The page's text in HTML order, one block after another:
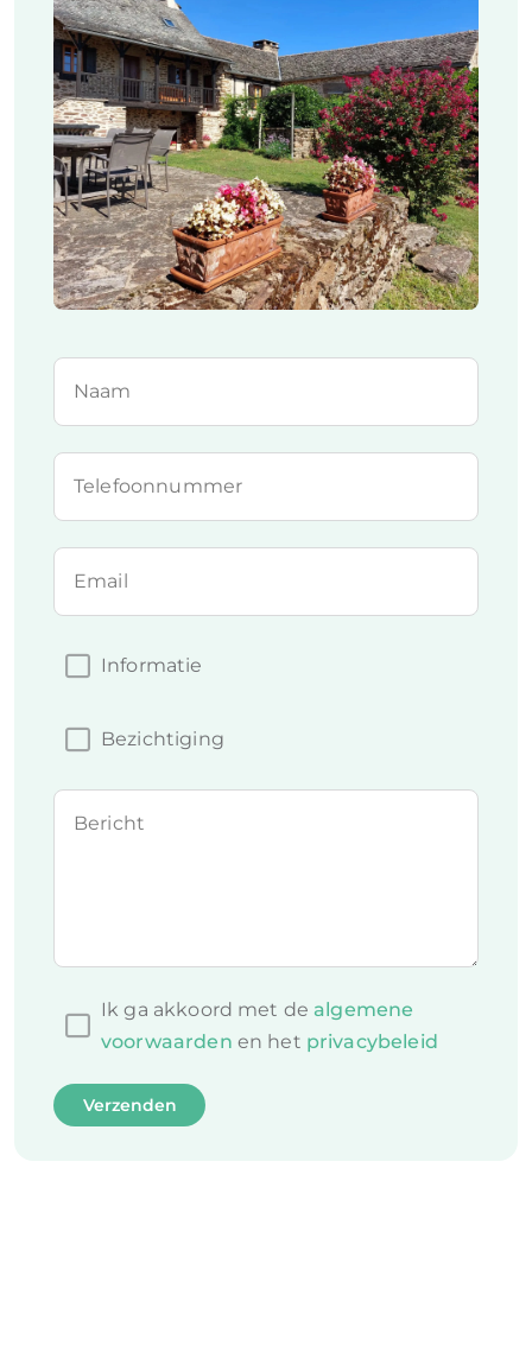
Naam
Telefoonnummer
Email
Informatie
Bezichtiging
Bericht
Ik ga akkoord met dealgemene
voorwaarden en het privacybeleid
Verzenden